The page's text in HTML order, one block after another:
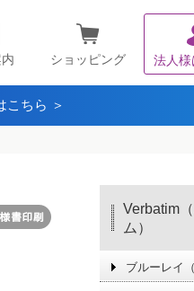
ショッピング 法人様
こちら ＞
Verbatim
ム）
ブルーレイ